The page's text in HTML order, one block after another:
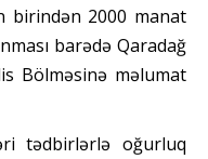
birindən 2000 manat
barədə Qaradağ
Bölməsinə məlumat
tədbirlərlə oğurluq